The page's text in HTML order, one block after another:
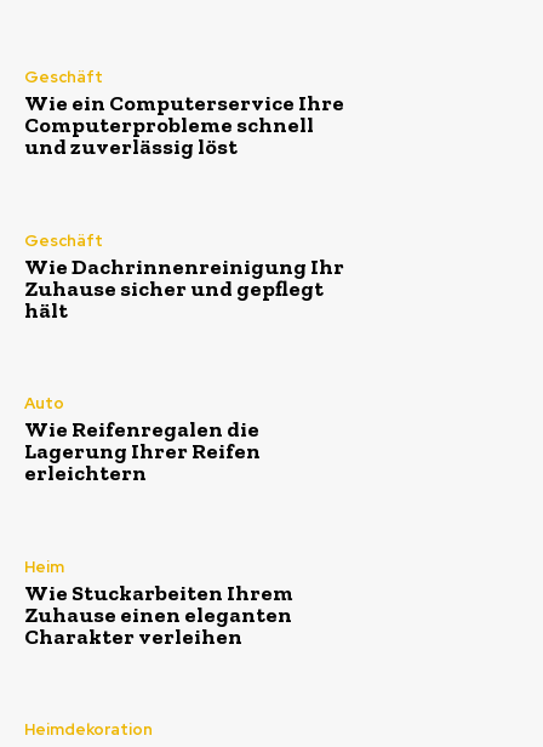
Geschäft
Wie ein Computerservice Ihre
Computerprobleme schnell
und zuverlässig löst
Geschäft
Wie Dachrinnenreinigung Ihr
Zuhause sicher und gepflegt
hält
Auto
Wie Reifenregalen die
Lagerung Ihrer Reifen
erleichtern
Heim
Wie Stuckarbeiten Ihrem
Zuhause einen eleganten
Charakter verleihen
Heimdekoration